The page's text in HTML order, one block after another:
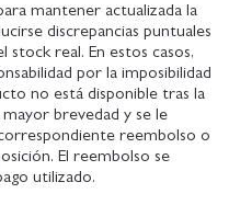
mantener actualizada la
discrepancias puntuales
stock real. En estos casos,
por la imposibilidad
no está disponible tras la
brevedad y se le
reembolso o
El reembolso se
utilizado.